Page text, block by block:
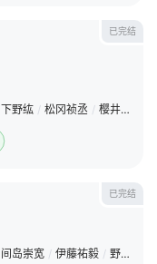
已完结
下野纮 / 松冈祯丞 / 樱井孝宏
已完结
间岛崇宽 / 伊藤祐毅 / 野中卓也